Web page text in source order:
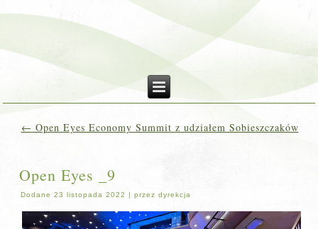
← Open Eyes Economy Summit z udziałem Sobieszczaków
Open Eyes _9
Dodane 23 listopada 2022 |przez dyrekcja